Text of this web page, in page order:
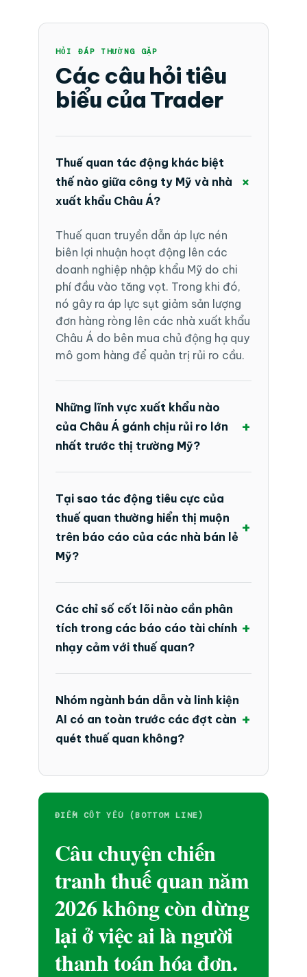
HỎI ĐÁP THƯỜNG GẶP
Các câu hỏi tiêu
biểu của Trader
Thuế quan tác động khác biệt
thế nào giữa công ty Mỹ và nhà
xuất khẩu Châu Á?
+
Thuế quan truyền dẫn áp lực nén
biên lợi nhuận hoạt động lên các
doanh nghiệp nhập khẩu Mỹ do chi
phí đầu vào tăng vọt. Trong khi đó,
nó gây ra áp lực sụt giảm sản lượng
đơn hàng ròng lên các nhà xuất khẩu
Châu Á do bên mua chủ động hạ quy
mô gom hàng để quản trị rủi ro cầu.
Những lĩnh vực xuất khẩu nào
của Châu Á gánh chịu rủi ro lớn
nhất trước thị trường Mỹ?
+
Tại sao tác động tiêu cực của
thuế quan thường hiển thị muộn
trên báo cáo của các nhà bán lẻ
Mỹ?
+
Các chỉ số cốt lõi nào cần phân
tích trong các báo cáo tài chính
nhạy cảm với thuế quan?
+
Nhóm ngành bán dẫn và linh kiện
AI có an toàn trước các đợt càn
quét thuế quan không?
+
ĐIỂM CỐT YẾU (BOTTOM LINE)
Câu chuyện chiến
tranh thuế quan năm
2026 không còn dừng
lại ở việc ai là người
thanh toán hóa đơn.